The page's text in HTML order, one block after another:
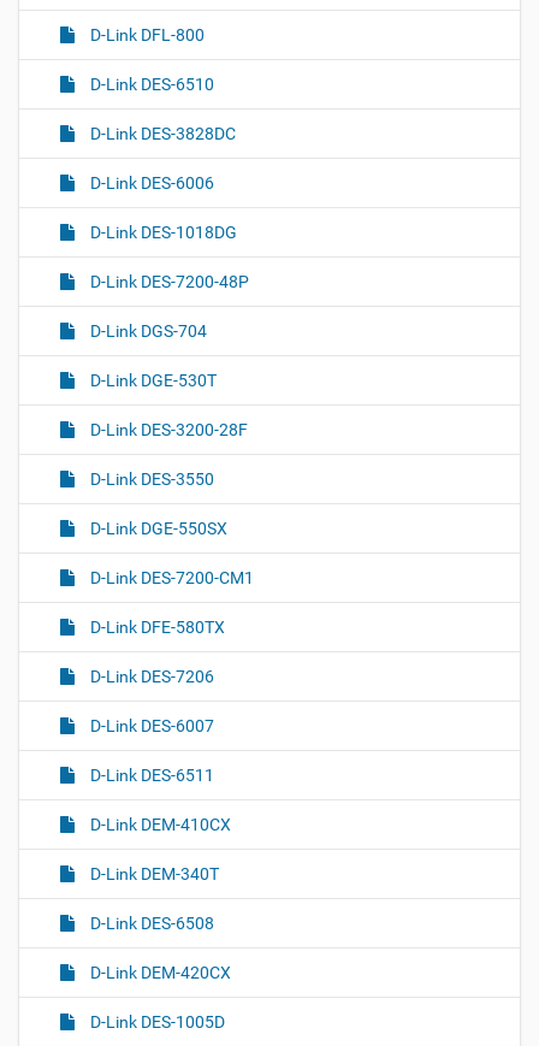
D-Link DFL-800
D-Link DES-6510
D-Link DES-3828DC
D-Link DES-6006
D-Link DES-1018DG
D-Link DES-7200-48P
D-Link DGS-704
D-Link DGE-530T
D-Link DES-3200-28F
D-Link DES-3550
D-Link DGE-550SX
D-Link DES-7200-CM1
D-Link DFE-580TX
D-Link DES-7206
D-Link DES-6007
D-Link DES-6511
D-Link DEM-410CX
D-Link DEM-340T
D-Link DES-6508
D-Link DEM-420CX
D-Link DES-1005D